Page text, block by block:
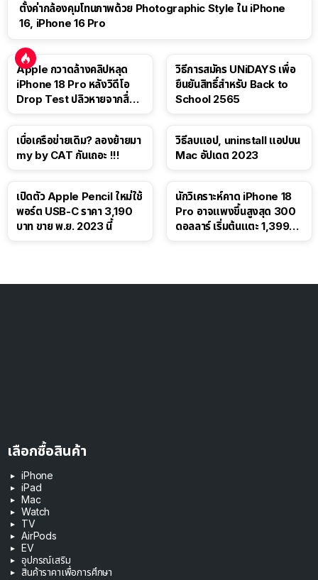
ตั้งค่ากล้องคุมโทนภาพด้วย Photographic Style ใน iPhone
16, iPhone 16 Pro
Apple กวาดล้างคลิปหลุด
iPhone 18 Pro หลังวิดีโอ
Drop Test ปลิวหายจากสื่อ
วิธีการสมัคร UNiDAYS เพื่อ
ยืนยันสิทธิ์สำหรับ Back to
School 2565
เบื่อเครือข่ายเดิม? ลองย้ายมา
my by CAT กันเถอะ !!!
วิธีลบแอป, uninstall แอปบน
Mac อัปเดต 2023
เปิดตัว Apple Pencil ใหม่ใช้
พอร์ต USB-C ราคา 3,190
บาท ขาย พ.ย. 2023 นี้
นักวิเคราะห์คาด iPhone 18
Pro อาจแพงขึ้นสูงสุด 300
ดอลลาร์ เริ่มต้นแตะ 1,399
เลือกซื้อสินค้า
iPhone
iPad
Mac
Watch
TV
AirPods
EV
อุปกรณ์เสริม
สินค้าราคาเพื่อการศึกษา